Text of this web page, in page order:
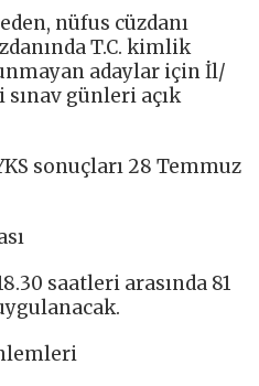
nüfus cüzdanı
T.C. kimlik
adaylar için İl/
günleri açık
sonuçları 28 Temmuz
saatleri arasında 81